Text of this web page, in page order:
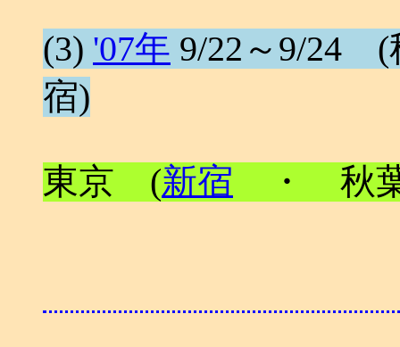
(3) '07年 9/22～9/24 (
宿)
東京 (新宿 ・ 秋